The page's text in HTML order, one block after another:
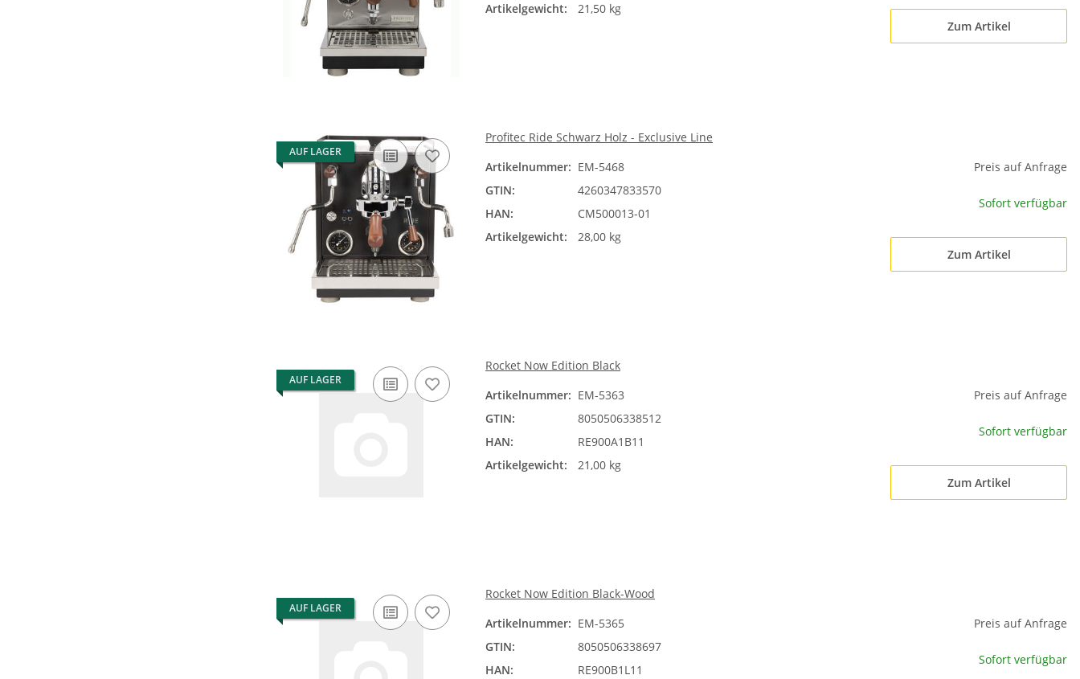
Artikelgewicht:
21,50 kg
Zum Artikel
AUF LAGER
Profitec Ride Schwarz Holz - Exclusive Line
Artikelnummer: EM-5468
GTIN:
4260347833570
HAN:
CM500013-01
Artikelgewicht:
28,00 kg
Preis auf Anfrage
Sofort verfügbar
Zum Artikel
AUF LAGER
Rocket Now Edition Black
Artikelnummer: EM-5363
GTIN:
8050506338512
HAN:
RE900A1B11
Artikelgewicht:
21,00 kg
Preis auf Anfrage
Sofort verfügbar
Zum Artikel
AUF LAGER
Rocket Now Edition Black-Wood
Artikelnummer: EM-5365
GTIN:
8050506338697
HAN:
RE900B1L11
Preis auf Anfrage
Sofort verfügbar